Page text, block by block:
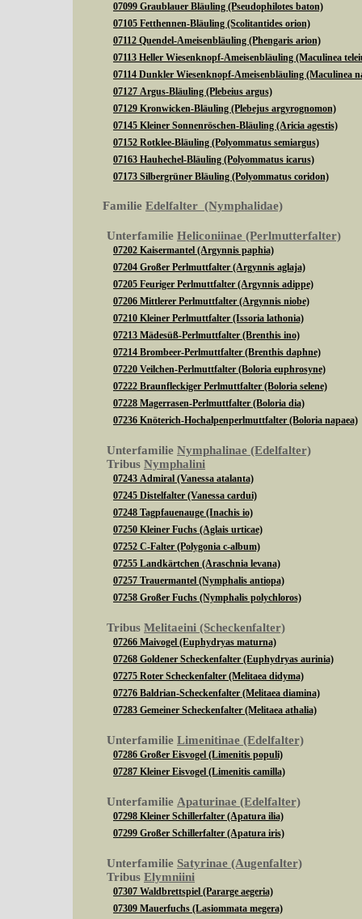
07099 Graublauer Bläuling (Pseudophilotes baton)
07105 Fetthennen-Bläuling (Scolitantides orion)
07112 Quendel-Ameisenbläuling (Phengaris arion)
07113 Heller Wiesenknopf-Ameisenbläuling (Maculinea
07114 Dunkler Wiesenknopf-Ameisenbläuling (Maculinea
07127 Argus-Bläuling (Plebeius argus)
07129 Kronwicken-Bläuling (Plebejus argyrognomon)
07145 Kleiner Sonnenröschen-Bläuling (Aricia agestis)
07152 Rotklee-Bläuling (Polyommatus semiargus)
07163 Hauhechel-Bläuling (Polyommatus icarus)
07173 Silbergrüner Bläuling (Polyommatus coridon)
Familie Edelfalter (Nymphalidae)
Unterfamilie Heliconiinae (Perlmutterfalter)
07202 Kaisermantel (Argynnis paphia)
07204 Großer Perlmuttfalter (Argynnis aglaja)
07205 Feuriger Perlmuttfalter (Argynnis adippe)
07206 Mittlerer Perlmuttfalter (Argynnis niobe)
07210 Kleiner Perlmuttfalter (Issoria lathonia)
07213 Mädesüß-Perlmuttfalter (Brenthis ino)
07214 Brombeer-Perlmuttfalter (Brenthis daphne)
07220 Veilchen-Perlmuttfalter (Boloria euphrosyne)
07222 Braunfleckiger Perlmuttfalter (Boloria selene)
07228 Magerrasen-Perlmuttfalter (Boloria dia)
07236 Knöterich-Hochalpenperlmuttfalter (Boloria napaea)
Unterfamilie Nymphalinae (Edelfalter)
Tribus Nymphalini
07243 Admiral (Vanessa atalanta)
07245 Distelfalter (Vanessa cardui)
07248 Tagpfauenauge (Inachis io)
07250 Kleiner Fuchs (Aglais urticae)
07252 C-Falter (Polygonia c-album)
07255 Landkärtchen (Araschnia levana)
07257 Trauermantel (Nymphalis antiopa)
07258 Großer Fuchs (Nymphalis polychloros)
Tribus Melitaeini (Scheckenfalter)
07266 Maivogel (Euphydryas maturna)
07268 Goldener Scheckenfalter (Euphydryas aurinia)
07275 Roter Scheckenfalter (Melitaea didyma)
07276 Baldrian-Scheckenfalter (Melitaea diamina)
07283 Gemeiner Scheckenfalter (Melitaea athalia)
Unterfamilie Limenitinae (Edelfalter)
07286 Großer Eisvogel (Limenitis populi)
07287 Kleiner Eisvogel (Limenitis camilla)
Unterfamilie Apaturinae (Edelfalter)
07298 Kleiner Schillerfalter (Apatura ilia)
07299 Großer Schillerfalter (Apatura iris)
Unterfamilie Satyrinae (Augenfalter)
Tribus Elymniini
07307 Waldbrettspiel (Pararge aegeria)
07309 Mauerfuchs (Lasiommata megera)